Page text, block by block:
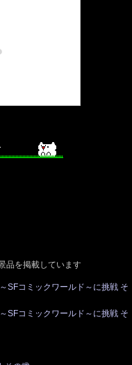
品を掲載しています
SFコミックワールド～に挑戦 そ
SFコミックワールド～に挑戦 そ